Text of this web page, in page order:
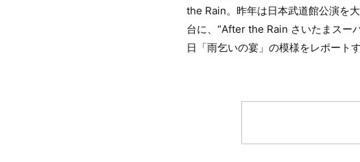
the Rain。昨年は日本武道館公演を
台に、“After the Rain さいたまスー
日「雨乞いの宴」の模様をレポートす